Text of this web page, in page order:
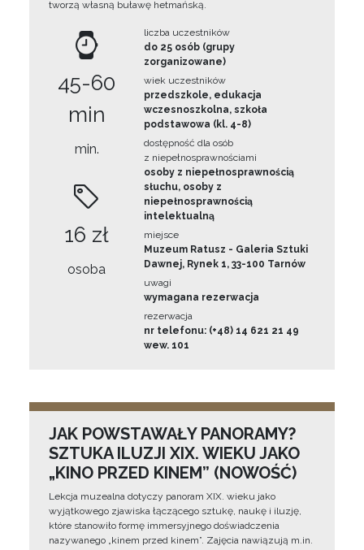
tworzą własną buławę hetmańską.
45-60
min
min.
16 zł
osoba
liczba uczestników
do 25 osób (grupy
zorganizowane)
wiek uczestników
przedszkole, edukacja
wczesnoszkolna, szkoła
podstawowa (kl. 4-8)
dostępność dla osób
z niepełnosprawnościami
osoby z niepełnosprawnością
słuchu, osoby z
niepełnosprawnością
intelektualną
miejsce
Muzeum Ratusz - Galeria Sztuki
Dawnej, Rynek 1, 33-100 Tarnów
uwagi
wymagana rezerwacja
rezerwacja
nr telefonu: (+48) 14 621 21 49
wew. 101
JAK POWSTAWAŁY PANORAMY?
SZTUKA ILUZJI XIX. WIEKU JAKO
„KINO PRZED KINEM” (NOWOŚĆ)
Lekcja muzealna dotyczy panoram XIX. wieku jako
wyjątkowego zjawiska łączącego sztukę, naukę i iluzję,
które stanowiło formę immersyjnego doświadczenia
nazywanego „kinem przed kinem”. Zajęcia nawiązują m.in.